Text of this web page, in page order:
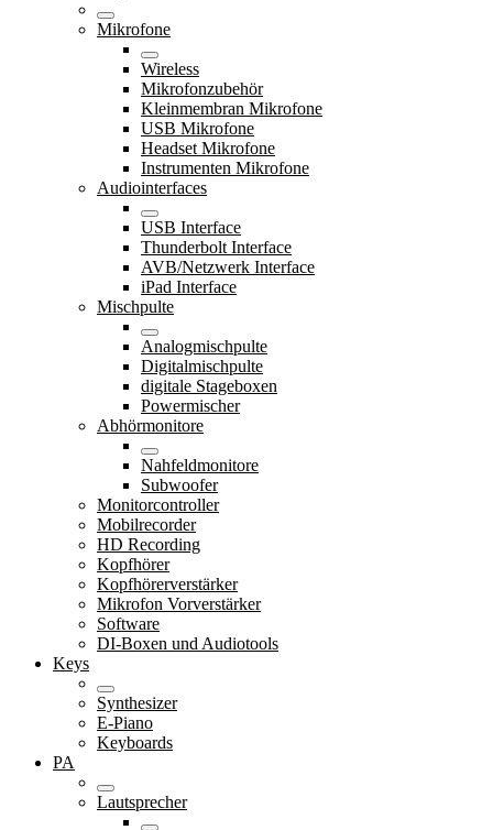
Mikrofone
Wireless
Mikrofonzubehör
Kleinmembran Mikrofone
USB Mikrofone
Headset Mikrofone
Instrumenten Mikrofone
Audiointerfaces
USB Interface
Thunderbolt Interface
AVB/Netzwerk Interface
iPad Interface
Mischpulte
Analogmischpulte
Digitalmischpulte
digitale Stageboxen
Powermischer
Abhörmonitore
Nahfeldmonitore
Subwoofer
Monitorcontroller
Mobilrecorder
HD Recording
Kopfhörer
Kopfhörerverstärker
Mikrofon Vorverstärker
Software
DI-Boxen und Audiotools
Keys
Synthesizer
E-Piano
Keyboards
PA
Lautsprecher